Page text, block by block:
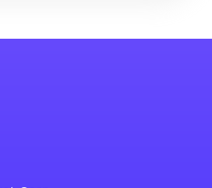
de la cuenta de Facebook
social de la cuenta de
el grupo social de la cuenta